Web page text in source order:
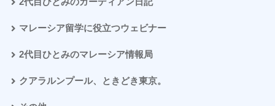
2代目ひとみのガーディアン日記
マレーシア留学に役立つウェビナー
2代目ひとみのマレーシア情報局
クアラルンプール、ときどき東京。